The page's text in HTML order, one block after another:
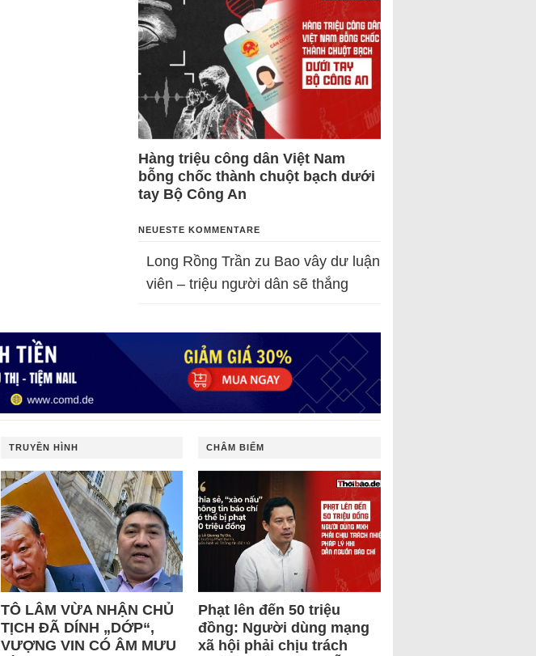
Hàng triệu công dân Việt Nam
bỗng chốc thành chuột bạch dưới
tay Bộ Công An
NEUESTE KOMMENTARE
Long Rồng Trần zu Bao vây dư luận
viên – triệu người dân sẽ thắng
TRUYỀN HÌNH
TÔ LÂM VỪA NHẬN CHỦ
TỊCH ĐÃ DÍNH „DỚP“,
VƯỢNG VIN CÓ ÂM MƯU
CHÂM BIẾM
Phạt lên đến 50 triệu
đồng: Người dùng mạng
xã hội phải chịu trách